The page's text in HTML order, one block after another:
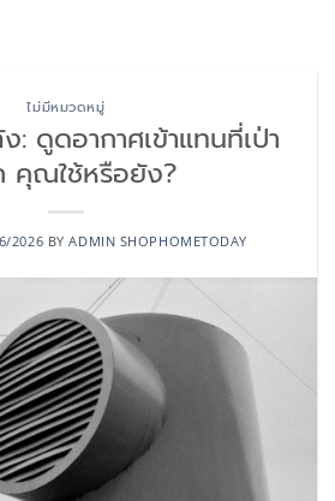
ไม่มีหมวดหมู่
ดูดอากาศเข้าแทนที่เป่า
คุณใช้หรือยัง?
2026 BYADMIN SHOPHOMETODAY